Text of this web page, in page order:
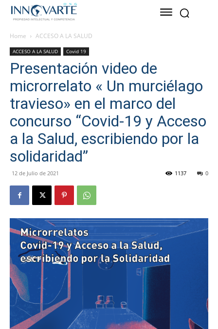
Home ACCESO A LA SALUD
ACCESO A LA SALUD Covid 19
Presentación video de
microrrelato « Un murciélago
travieso» en el marco del
concurso “Covid-19 y Acceso
a la Salud, escribiendo por la
solidaridad”
12 de Julio de 2021 0
1137